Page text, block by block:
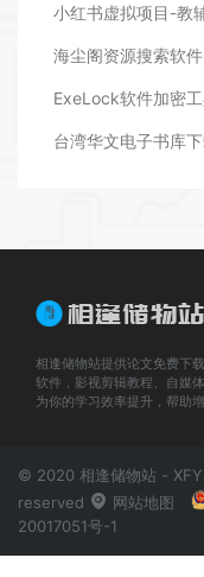
小红书虚拟项目-教
海尘阁资源搜索软件
ExeLock软件加密
台湾华文电子书库
相逢储物站提供论文免费下
软件，影视剪辑教程、自媒
为你的学习效率提升，帮助
© 2020 相逢储物站 -
reserved
网站地图
20017051号-1